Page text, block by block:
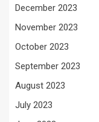
December 2023
November 2023
October 2023
September 2023
August 2023
July 2023